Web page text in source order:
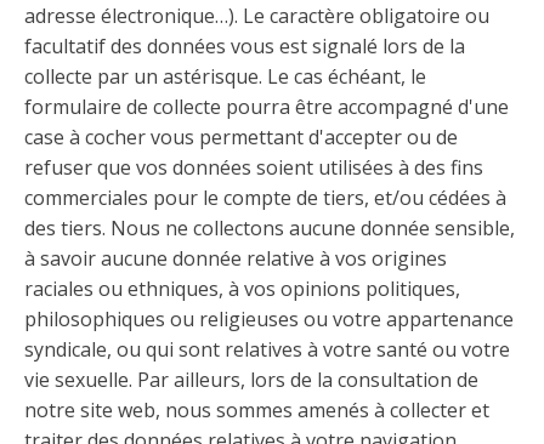
adresse électronique…). Le caractère obligatoire ou
facultatif des données vous est signalé lors de la
collecte par un astérisque. Le cas échéant, le
formulaire de collecte pourra être accompagné d'une
case à cocher vous permettant d'accepter ou de
refuser que vos données soient utilisées à des fins
commerciales pour le compte de tiers, et/ou cédées à
des tiers. Nous ne collectons aucune donnée sensible,
à savoir aucune donnée relative à vos origines
raciales ou ethniques, à vos opinions politiques,
philosophiques ou religieuses ou votre appartenance
syndicale, ou qui sont relatives à votre santé ou votre
vie sexuelle. Par ailleurs, lors de la consultation de
notre site web, nous sommes amenés à collecter et